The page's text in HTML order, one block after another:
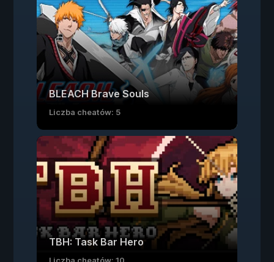
BLEACH Brave Souls
Liczba cheatów: 5
TBH: Task Bar Hero